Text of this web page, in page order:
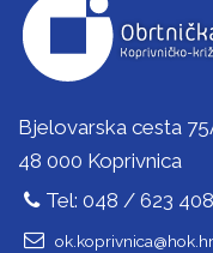
Bjelovarska cesta
48 000 Koprivnica
Tel: 048 / 623 408
ok.koprivnica@hok.hr